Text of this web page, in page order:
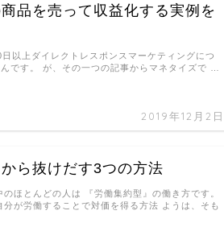
品を売って収益化する実例を
2019年12月2日
以上ダイレクトレスポンスマーケティングにつ
です。 が、その一つの記事からマネタイズで …
から抜けだす3つの方法
ほとんどの人は 『労働集約型』の働き方です。
分が労働することで対価を得る方法 ようは、そも